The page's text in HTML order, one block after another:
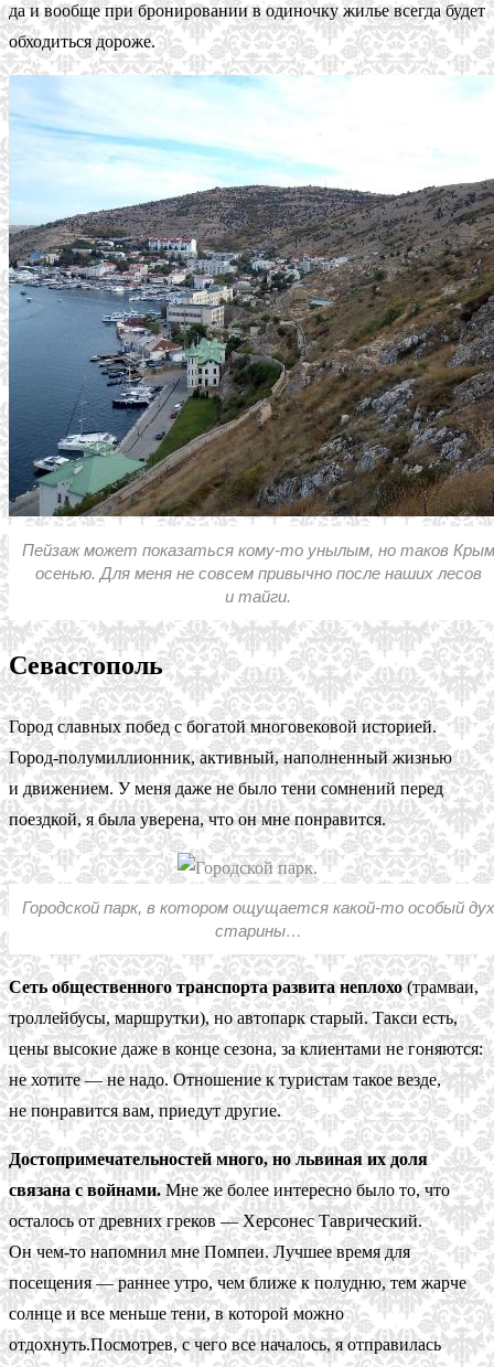
да и вообще при бронировании в одиночку жилье всегда будет
обходиться дороже.
Пейзаж может показаться кому-то унылым, но таков Крым
осенью. Для меня не совсем привычно после наших лесов
и тайги.
Севастополь
Город славных побед с богатой многовековой историей.
Город-полумиллионник, активный, наполненный жизнью
и движением. У меня даже не было тени сомнений перед
поездкой, я была уверена, что он мне понравится.
Городской парк, в котором ощущается какой-то особый дух
старины…
Сеть общественного транспорта развита неплохо(трамваи,
троллейбусы, маршрутки), но автопарк старый. Такси есть,
цены высокие даже в конце сезона, за клиентами не гоняются:
не хотите — не надо. Отношение к туристам такое везде,
не понравится вам, приедут другие.
Достопримечательностей много, но львиная их доля
связана с войнами.Мне же более интересно было то, что
осталось от древних греков — Херсонес Таврический.
Он чем-то напомнил мне Помпеи. Лучшее время для
посещения — раннее утро, чем ближе к полудню, тем жарче
солнце и все меньше тени, в которой можно
отдохнуть.Посмотрев, с чего все началось, я отправилась